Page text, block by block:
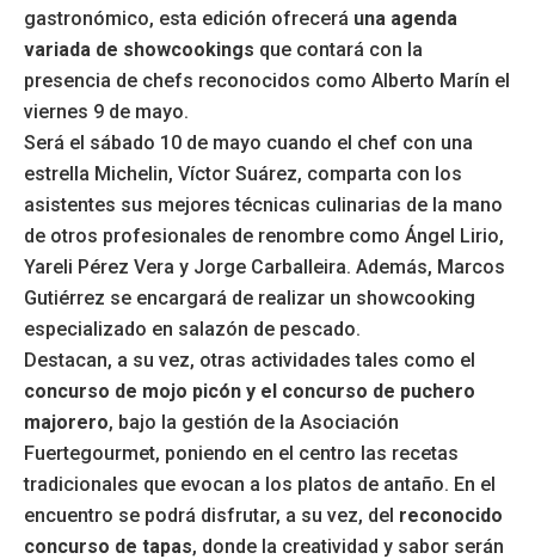
gastronómico, esta edición ofrecerá una agenda
variada de showcookings que contará con la
presencia de chefs reconocidos como Alberto Marín el
viernes 9 de mayo.
Será el sábado 10 de mayo cuando el chef con una
estrella Michelin, Víctor Suárez, comparta con los
asistentes sus mejores técnicas culinarias de la mano
de otros profesionales de renombre como Ángel Lirio,
Yareli Pérez Vera y Jorge Carballeira. Además, Marcos
Gutiérrez se encargará de realizar un showcooking
especializado en salazón de pescado.
Destacan, a su vez, otras actividades tales como el
concurso de mojo picón y el concurso de puchero
majorero, bajo la gestión de la Asociación
Fuertegourmet, poniendo en el centro las recetas
tradicionales que evocan a los platos de antaño. En el
encuentro se podrá disfrutar, a su vez, del reconocido
concurso de tapas, donde la creatividad y sabor serán